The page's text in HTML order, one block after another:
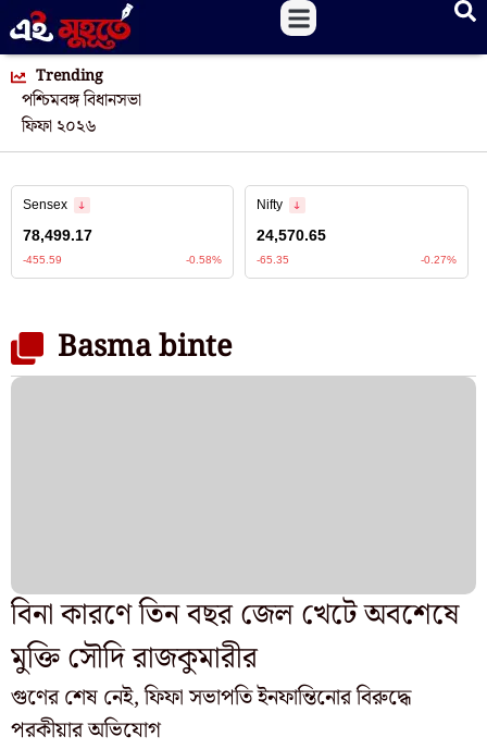
Trending
পশ্চিমবঙ্গ বিধানসভা
ফিফা ২০২৬
গুণের শেষ নেই, ফিফা সভাপতি ইনফান্তিনোর বিরুদ্ধে
পরকীয়ার অভিযোগ
Basma binte
বিনা কারণে তিন বছর জেল খেটে অবশেষে
মুক্তি সৌদি রাজকুমারীর